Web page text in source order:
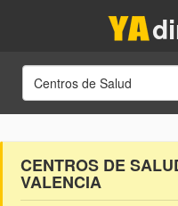
CENTROS DE
VALENCIA